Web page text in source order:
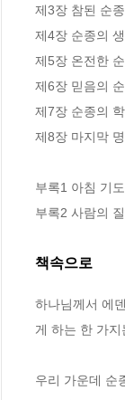
제3장 참된 순
제4장 순종의
제5장 온전한
제6장 믿음의
제7장 순종의
제8장 마지막
부록1 아침 기
부록2 사람의
책속으로
하나님께서 에
게 하는 한 가
우리 가운데 순